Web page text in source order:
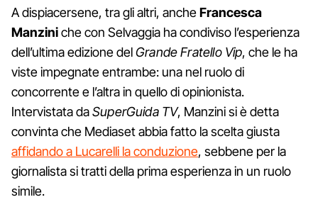
A dispiacersene, tra gli altri, ancheFrancesca
Manziniche con Selvaggia ha condiviso l’esperienza
dell’ultima edizione delGrande Fratello Vip, che le ha
viste impegnate entrambe: una nel ruolo di
concorrente e l’altra in quello di opinionista.
Intervistata daSuperGuida TV, Manzini si è detta
convinta che Mediaset abbia fatto la scelta giusta
affidando a Lucarelli la conduzione, sebbene per la
giornalista si tratti della prima esperienza in un ruolo
simile.